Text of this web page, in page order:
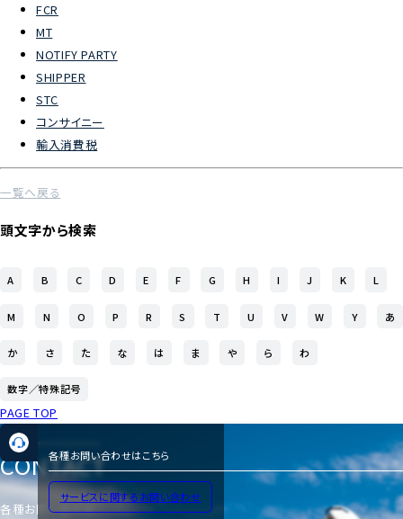
物流トピックス
FCR
MT
NOTIFY PARTY
SHIPPER
STC
コンサイニー
輸入消費税
一覧へ戻る
頭文字から検索
A B C D E F G H I J K L
M N O P R S T U V W Y あ
か さ た な は ま や ら わ
数字／特殊記号
PAGE TOP
各種お問い合わせはこちら
サービスに関するお問い合わせ
CONTACT
各種お問い合わせ